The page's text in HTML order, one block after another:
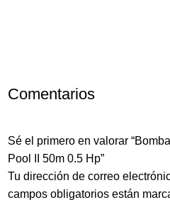
Comentarios
Sé el primero en valorar
Pool II 50m 0.5 Hp”
Tu dirección de correo
campos obligatorios están